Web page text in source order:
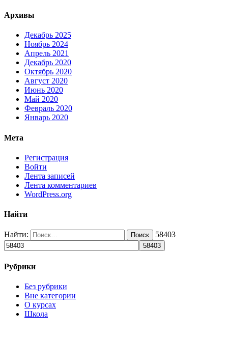
Архивы
Декабрь 2025
Ноябрь 2024
Апрель 2021
Декабрь 2020
Октябрь 2020
Август 2020
Июнь 2020
Май 2020
Февраль 2020
Январь 2020
Мета
Регистрация
Войти
Лента записей
Лента комментариев
WordPress.org
Найти
Найти: 58403
Рубрики
Без рубрики
Вне категории
О курсах
Школа